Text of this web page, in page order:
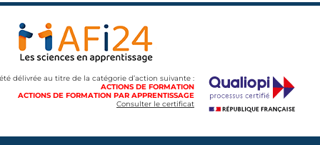
délivrée au titre de la catégorie d’action suivante :
ACTIONS DE FORMATION
ACTIONS DE FORMATION PAR APPRENTISSAGE
Consulter le certificat